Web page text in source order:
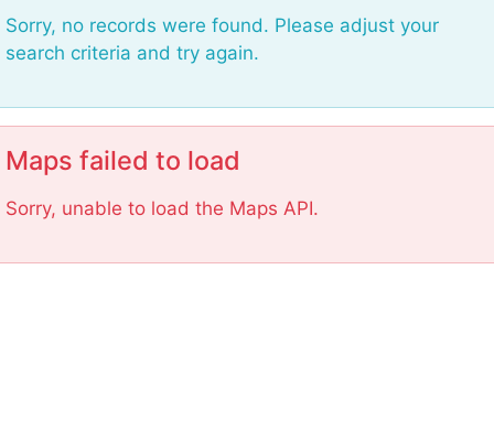
g
.
.
.
Sorry, no records were found. Please adjust your
search criteria and try again.
Maps failed to load
Sorry, unable to load the Maps API.